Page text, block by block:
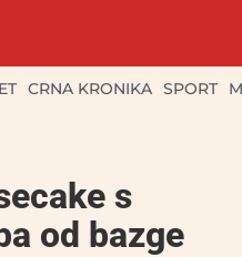
CRNA KRONIKA SPORT
s
od bazge